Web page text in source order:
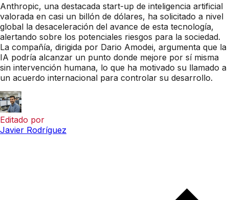
Anthropic, una destacada start-up de inteligencia artificial
valorada en casi un billón de dólares, ha solicitado a nivel
global la desaceleración del avance de esta tecnología,
alertando sobre los potenciales riesgos para la sociedad.
La compañía, dirigida por Dario Amodei, argumenta que la
IA podría alcanzar un punto donde mejore por sí misma
sin intervención humana, lo que ha motivado su llamado a
un acuerdo internacional para controlar su desarrollo.
Editado por
Javier Rodríguez